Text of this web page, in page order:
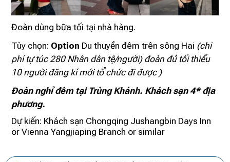
Đoàn dùng bữa tối tại nhà hàng.
Tùy chọn: Option Du thuyền đêm trên sông Hai (chi
phí tự túc 280 Nhân dân tệ/người) đoàn đủ tối thiểu
10 người đăng kí mới tổ chức đi được )
Đoàn nghỉ đêm tại Trùng Khánh. Khách sạn 4* địa
phương.
Dự kiến: Khách sạn Chongqing Jushangbin Days Inn
or Vienna Yangjiaping Branch or similar